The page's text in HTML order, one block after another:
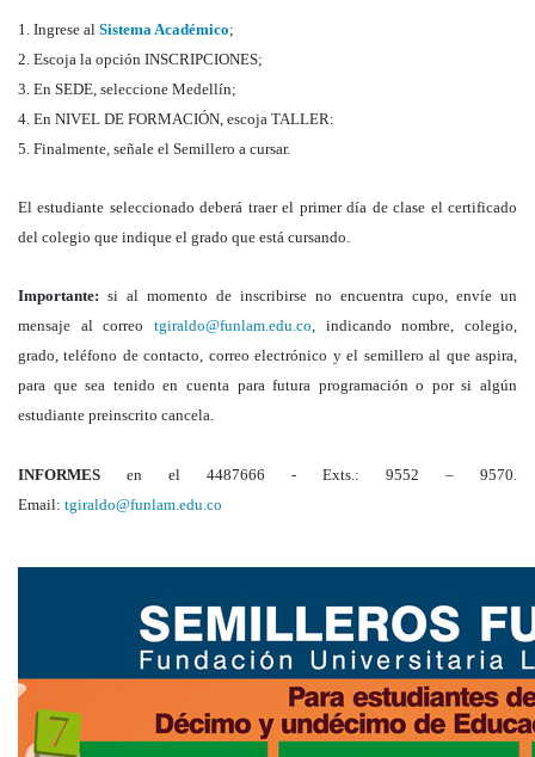
1. Ingrese al Sistema Académico;
2. Escoja la opción INSCRIPCIONES;
3. En SEDE, seleccione Medellín;
4. En NIVEL DE FORMACIÓN, escoja TALLER:
5. Finalmente, señale el Semillero a cursar.
El estudiante seleccionado deberá traer el primer día de clase el certificado
del colegio que indique el grado que está cursando.
Importante: si al momento de inscribirse no encuentra cupo, envíe un
mensaje al correo tgiraldo@funlam.edu.co , indicando nombre, colegio,
grado, teléfono de contacto, correo electrónico y el semillero al que aspira,
para que sea tenido en cuenta para futura programación o por si algún
estudiante preinscrito cancela.
INFORMES en el 4487666 - Exts.: 9552 – 9570.
Email: tgiraldo@funlam.edu.co